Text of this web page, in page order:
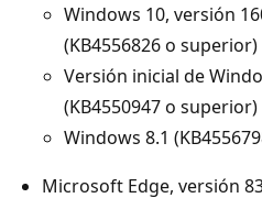
Windows 10, versión
(KB4556826 o superior)
Versión inicial de
(KB4550947 o superior)
Windows 8.1
Microsoft Edge, versión